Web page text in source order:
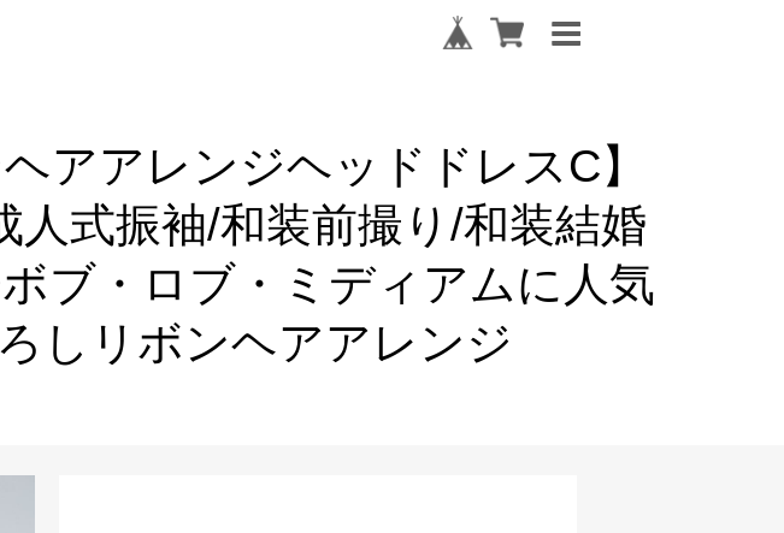
アアレンジヘッドドレスC】
式振袖/和装前撮り/和装結婚
ブ・ロブ・ミディアムに人気
しリボンヘアアレンジ